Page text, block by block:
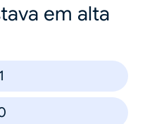
em alta